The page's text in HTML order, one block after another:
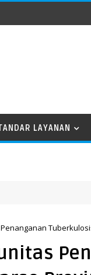
LAYANAN